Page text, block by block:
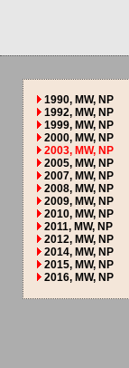
1990, MW, NP
1992, MW, NP
1999, MW, NP
2000, MW, NP
2003, MW, NP
2005, MW, NP
2007, MW, NP
2008, MW, NP
2009, MW, NP
2010, MW, NP
2011, MW, NP
2012, MW, NP
2014, MW, NP
2015, MW, NP
2016, MW, NP